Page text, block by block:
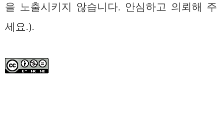
을 노출시키지 않습니다. 안심하고 의뢰해 주
세요.).